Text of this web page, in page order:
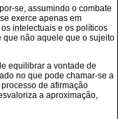
se, assumindo o combate
exerce apenas em
intelectuais e os políticos
que não aquele que o sujeito
equilibrar a vontade de
no que pode chamar-se a
de afirmação
a aproximação,